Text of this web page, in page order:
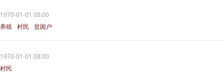
1970-01-01 08:00
养殖
村民 贫困户
1970-01-01 08:00
村民